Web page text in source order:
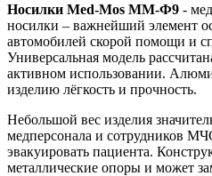
Носилки Med-Mos ММ-Ф9 -
носилки – важнейший элемент
автомобилей скорой помощи и
Универсальная модель
активном использовании.
изделию лёгкость и прочность.
Небольшой вес изделия
медперсонала и сотрудников
эвакуировать пациента.
металлические опоры и может